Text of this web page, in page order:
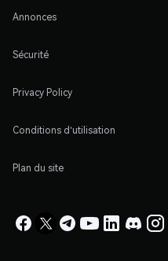
Annonces
Sécurité
Privacy Policy
Conditions d'utilisation
Plan du site